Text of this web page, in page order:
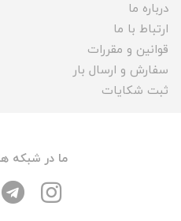
درباره ما
ارتباط با ما
قوانین و مقررات
سفارش و ارسال بار
ثبت شکایات
ما در شبکه